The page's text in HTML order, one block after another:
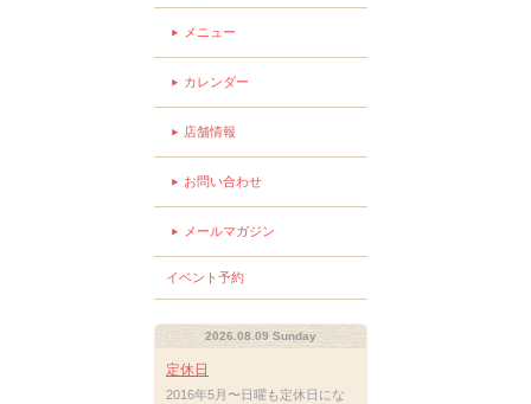
メニュー
カレンダー
店舗情報
お問い合わせ
メールマガジン
イベント予約
2026.08.09 Sunday
定休日
2016年5月〜日曜も定休日にな